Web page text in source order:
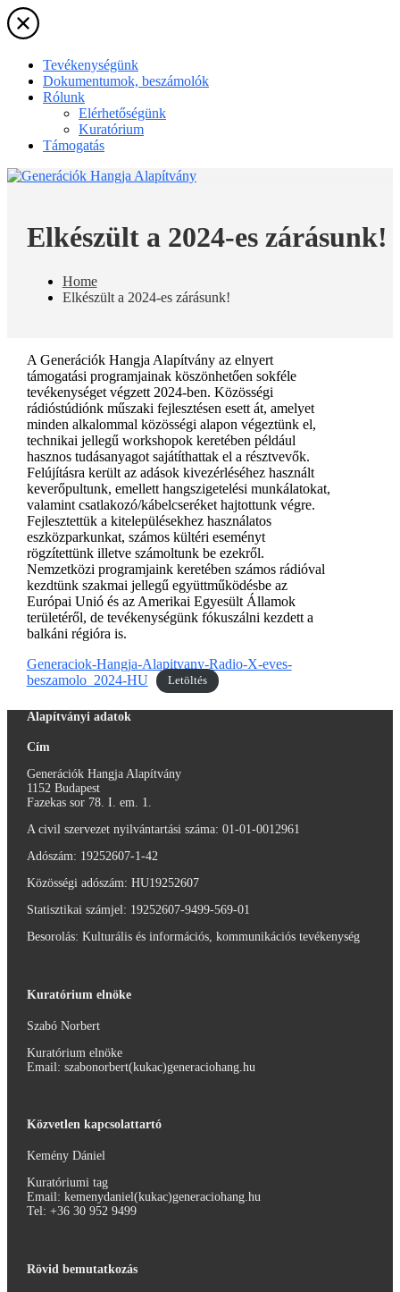
Skip
to
contentTevékenységünk
Dokumentumok, beszámolók
Rólunk
Elérhetőségünk
Kuratórium
Támogatás
Elkészült a 2024-es zárásunk!
Home
Elkészült a 2024-es zárásunk!
A Generációk Hangja Alapítvány az elnyert
támogatási programjainak köszönhetően sokféle
tevékenységet végzett 2024-ben. Közösségi
rádióstúdiónk műszaki fejlesztésen esett át, amelyet
minden alkalommal közösségi alapon végeztünk el,
technikai jellegű workshopok keretében például
hasznos tudásanyagot sajátíthattak el a résztvevők.
Felújításra került az adások kivezérléséhez használt
keverőpultunk, emellett hangszigetelési munkálatokat,
valamint csatlakozó/kábelcseréket hajtottunk végre.
Fejlesztettük a kitelepülésekhez használatos
eszközparkunkat, számos kültéri eseményt
rögzítettünk illetve számoltunk be ezekről.
Nemzetközi programjaink keretében számos rádióval
kezdtünk szakmai jellegű együttműködésbe az
Európai Unió és az Amerikai Egyesült Államok
területéről, de tevékenységünk fókuszálni kezdett a
balkáni régióra is.
Generaciok-Hangja-Alapitvany-Radio-X-eves-
beszamolo_2024-HU
Letöltés
Alapítványi adatok
Cím
Generációk Hangja Alapítvány
1152 Budapest
Fazekas sor 78. I. em. 1.
A civil szervezet nyilvántartási száma: 01-01-0012961
Adószám: 19252607-1-42
Közösségi adószám: HU19252607
Statisztikai számjel: 19252607-9499-569-01
Besorolás: Kulturális és információs, kommunikációs tevékenység
Kuratórium elnöke
Szabó Norbert
Kuratórium elnöke
Email: szabonorbert(kukac)generaciohang.hu
Közvetlen kapcsolattartó
Kemény Dániel
Kuratóriumi tag
Email: kemenydaniel(kukac)generaciohang.hu
Tel: ‭+36 30 952 9499‬
Rövid bemutatkozás